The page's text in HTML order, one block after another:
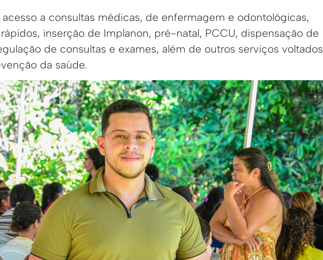
a consultas médicas, de enfermagem e odontológicas,
inserção de Implanon, pré-natal, PCCU, dispensação de
de consultas e exames, além de outros serviços voltados
da saúde.